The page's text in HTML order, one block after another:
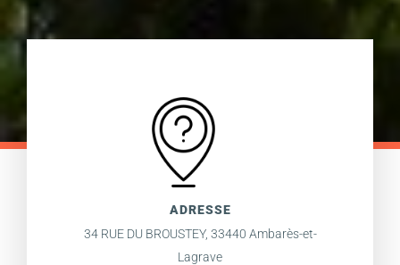
ADRESSE
34 RUE DU BROUSTEY, 33440 Ambarès-et-
Lagrave